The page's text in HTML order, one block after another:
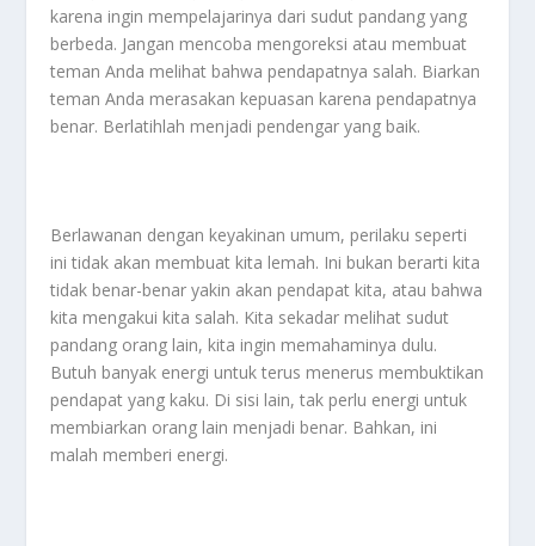
karena ingin mempelajarinya dari sudut pandang yang
berbeda. Jangan mencoba mengoreksi atau membuat
teman Anda melihat bahwa pendapatnya salah. Biarkan
teman Anda merasakan kepuasan karena pendapatnya
benar. Berlatihlah menjadi pendengar yang baik.
Berlawanan dengan keyakinan umum, perilaku seperti
ini tidak akan membuat kita lemah. Ini bukan berarti kita
tidak benar-benar yakin akan pendapat kita, atau bahwa
kita mengakui kita salah. Kita sekadar melihat sudut
pandang orang lain, kita ingin memahaminya dulu.
Butuh banyak energi untuk terus menerus membuktikan
pendapat yang kaku. Di sisi lain, tak perlu energi untuk
membiarkan orang lain menjadi benar. Bahkan, ini
malah memberi energi.